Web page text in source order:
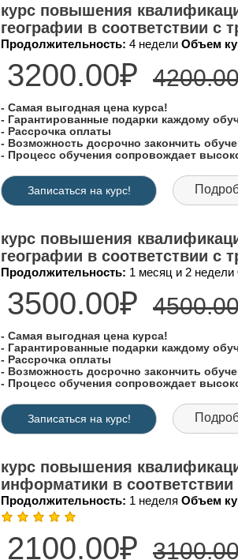
курс повышения
географии в соответствии
Продолжительность: 4 недели Объем
3200.00₽
- Самая выгодная цена курса!
- Гарантированные подарки каждому
- Рассрочка оплаты
- Возможность досрочно закончить
- Процесс обучения сопровождает
Записаться на курс!
курс повышения
географии в соответствии
Продолжительность: 1 месяц и 2 недели
3500.00₽
- Самая выгодная цена курса!
- Гарантированные подарки каждому
- Рассрочка оплаты
- Возможность досрочно закончить
- Процесс обучения сопровождает
Записаться на курс!
курс повышения
информатики в
Продолжительность: 1 неделя Объем
2100.00₽